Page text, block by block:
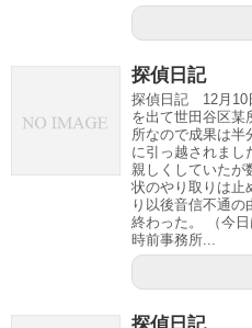
探偵日記
探偵日記 12月10
を出て世田谷区某
所なので成果は半
に引っ越されまし
親しくしていたが
状のやり取りは止
り以後音信不通の
終わった。 （今
時前事務所...